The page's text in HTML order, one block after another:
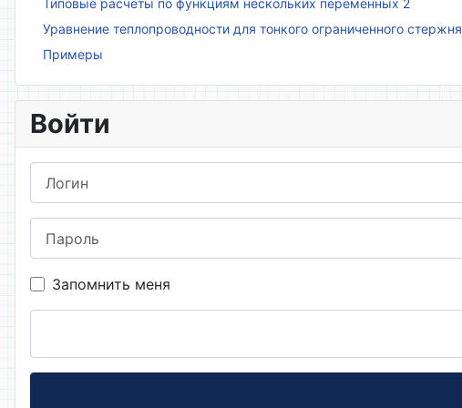
Уравнение теплопроводности для тонкого ограниченного стержня
Примеры
Войти
Запомнить меня